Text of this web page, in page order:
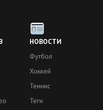
НОВОСТИ
Футбол
Хоккей
Теннис
Теги